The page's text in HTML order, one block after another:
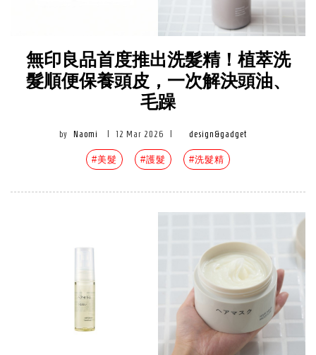
無印良品首度推出洗髮精！植萃洗
髮順便保養頭皮，一次解決頭油、
毛躁
by Naomi 12 Mar 2026 design&gadget
#美髮 #護髮 #洗髮精